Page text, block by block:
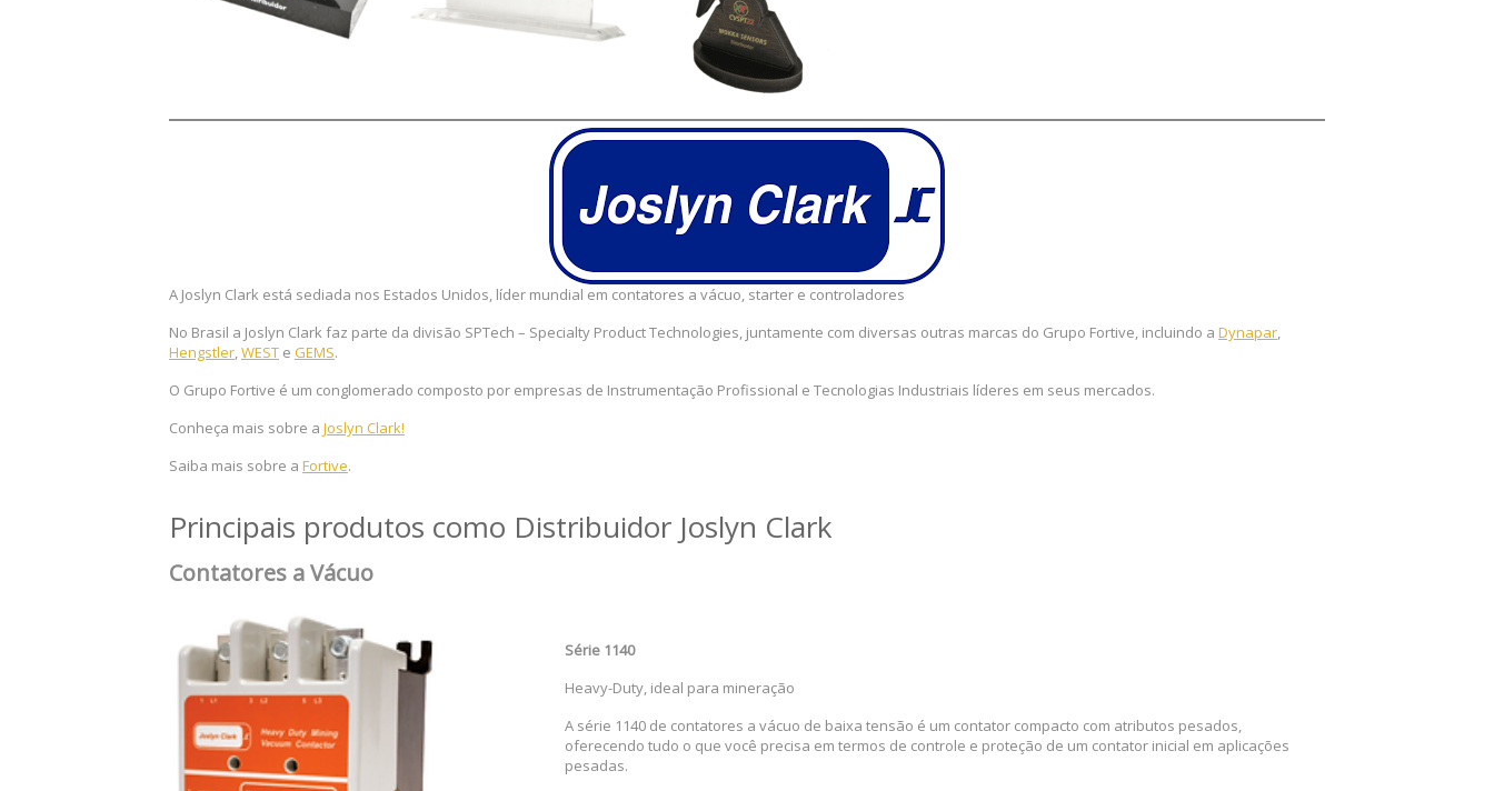
A Joslyn Clark está sediada nos Estados Unidos, líder mundial em contatores a vácuo, starter e controladores
No Brasil a Joslyn Clark faz parte da divisão SPTech – Specialty Product Technologies, juntamente com diversas outras marcas do Grupo Fortive, incluindo a Dynapar,
Hengstler,WEST e GEMS.
O Grupo Fortive é um conglomerado composto por empresas de Instrumentação Profissional e Tecnologias Industriais líderes em seus mercados.
Conheça mais sobre a Joslyn Clark!
Saiba mais sobre a Fortive.
Principais produtos como Distribuidor Joslyn Clark
Contatores a Vácuo
Série 1140
Heavy-Duty, ideal para mineração
A série 1140 de contatores a vácuo de baixa tensão é um contator compacto com atributos pesados,
oferecendo tudo o que você precisa em termos de controle e proteção de um contator inicial em aplicações
pesadas.